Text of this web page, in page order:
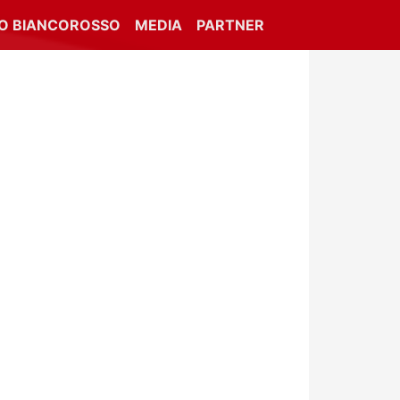
BIANCOROSSO MEDIA PARTNER